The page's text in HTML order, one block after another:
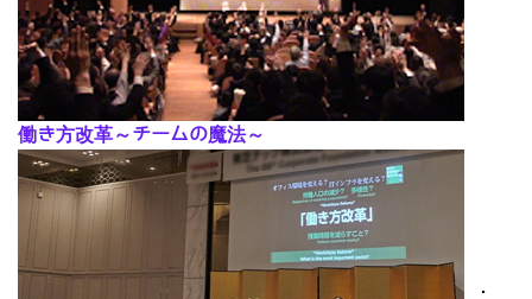
働き方改革～チームの魔法～
･